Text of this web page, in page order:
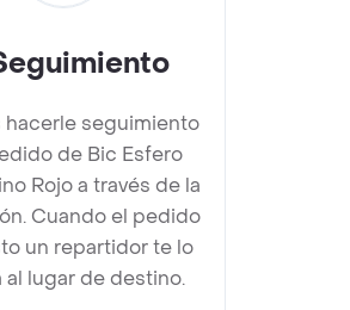
hacerle seguimiento
de Bic Esfero
Rojo a través de la
Cuando el pedido
un repartidor te lo
al lugar de destino.